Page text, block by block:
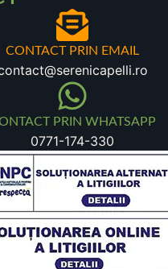
CONTACT PRIN EMAIL
PRIN WHATSAPP
0771-174-330